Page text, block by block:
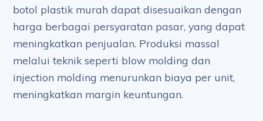
botol plastik murah dapat disesuaikan dengan
harga berbagai persyaratan pasar, yang dapat
meningkatkan penjualan. Produksi massal
melalui teknik seperti blow molding dan
injection molding menurunkan biaya per unit,
meningkatkan margin keuntungan.